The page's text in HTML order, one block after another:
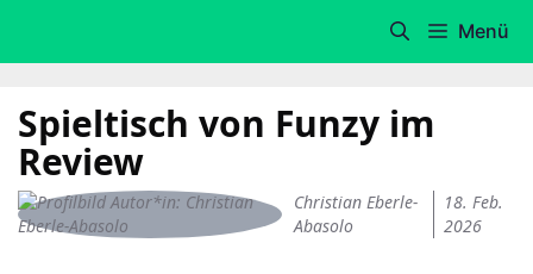
Menü
Spieltisch von Funzy im
Review
Christian Eberle-
Abasolo
18. Feb.
2026